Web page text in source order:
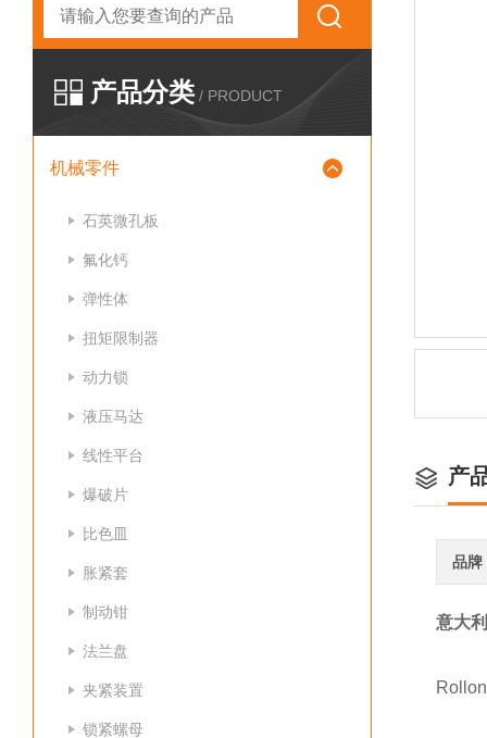
产品分类 / PRODUCT
机械零件
石英微孔板
氟化钙
弹性体
扭矩限制器
动力锁
液压马达
线性平台
爆破片
比色皿
胀紧套
制动钳
法兰盘
夹紧装置
锁紧螺母
产
品牌
意大